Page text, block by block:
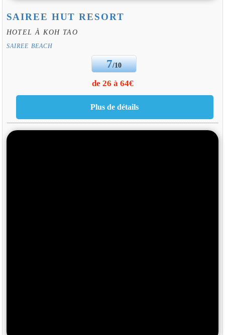
SAIREE HUT RESORT
HOTEL À KOH TAO
SAIREE BEACH
7/10
de 26 à 64€